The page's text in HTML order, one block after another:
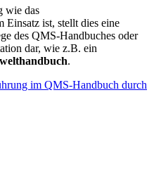
wie das
Einsatz ist, stellt dies eine
des QMS-Handbuches oder
dar, wie z.B. ein
.
im QMS-Handbuch durch